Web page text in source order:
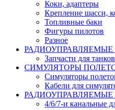
Коки, адаптеры
Крепление шасси,
Топливные баки
Фигуры пилотов
Разное
РАДИОУПРАВЛЯЕМЫЕ
Запчасти для танков
СИМУЛЯТОРЫ
Симуляторы
Кабели для
РАДИОУПРАВЛЯЕМЫЕ
4/6/7-и канальные